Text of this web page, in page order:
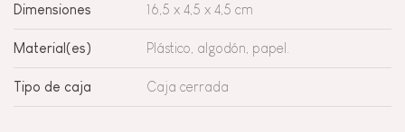
Dimensiones 16,5 x 4,5 x 4,5 cm
Material(es) Plástico, algodón, papel.
Tipo de caja Caja cerrada